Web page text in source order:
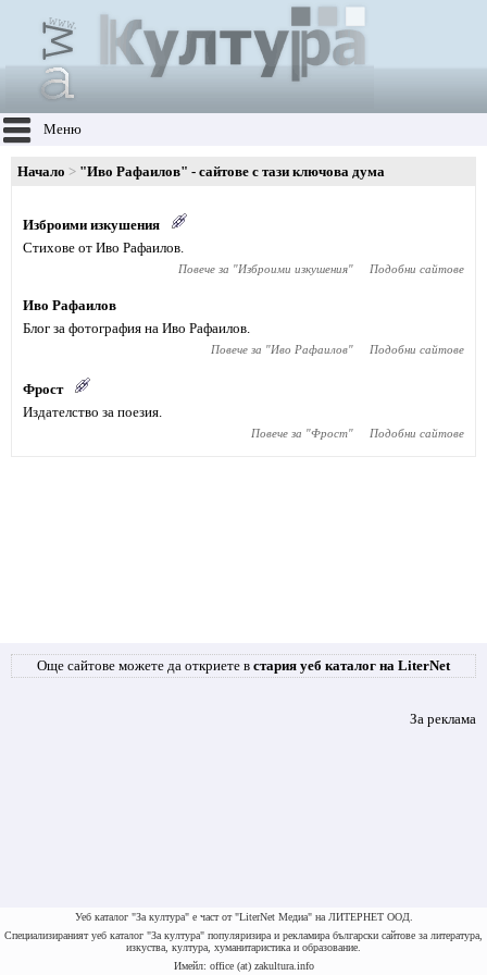
Меню
Начало "Иво Рафаилов" - сайтове с тази ключова дума
Изброими изкушения
Стихове от Иво Рафаилов.
Повече за "Изброими изкушения" Подобни сайтове
Иво Рафаилов
Блог за фотография на Иво Рафаилов.
Повече за "Иво Рафаилов" Подобни сайтове
Фрост
Издателство за поезия.
Повече за "Фрост" Подобни сайтове
Още сайтове можете да откриете в стария уеб каталог на LiterNet
За реклама
Уеб каталог "За култура" е част от "LiterNet Медиа" на ЛИТЕРНЕТ ООД.
Специализираният уеб каталог "За култура" популяризира и рекламира български сайтове за литература,
изкуства, култура, хуманитаристика и образование.
Имейл: office (at) zakultura.info